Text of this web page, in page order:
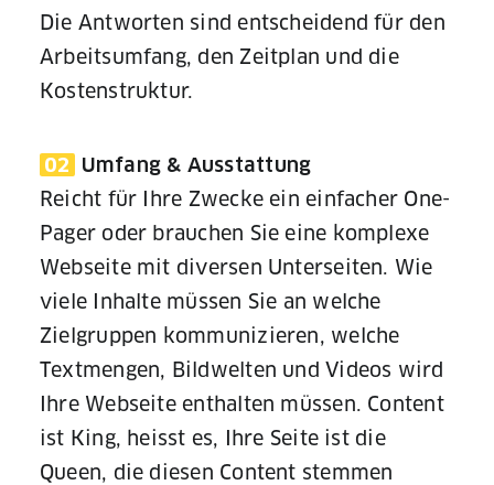
Die Antworten sind entscheidend für den
Arbeitsumfang, den Zeitplan und die
Kostenstruktur.
02 Umfang & Ausstattung
Reicht für Ihre Zwecke ein einfacher One-
Pager oder brauchen Sie eine komplexe
Webseite mit diversen Unterseiten. Wie
viele Inhalte müssen Sie an welche
Zielgruppen kommunizieren, welche
Textmengen, Bildwelten und Videos wird
Ihre Webseite enthalten müssen. Content
ist King, heisst es, Ihre Seite ist die
Queen, die diesen Content stemmen